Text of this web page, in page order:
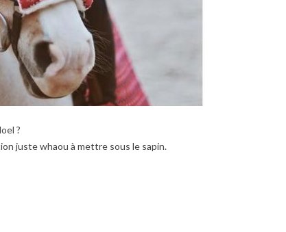
?
juste whaou à mettre sous le sapin.